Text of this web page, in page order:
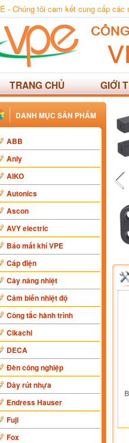
- Chúng tôi cam kết cung cấp các
TRANG CHỦ GIỚI
DANH MỤC SẢN PHẨM
ABB
Anly
AIKO
Autonics
Ascon
AVY electric
Báo mất khí VPE
Cáp điện
Cây nâng nhiệt
Cảm biến nhiệt độ
Công tắc hành trình
Cikachi
DECA
Đèn công nghiệp
Dây rút nhựa
Endress Hauser
Fuji
Fox